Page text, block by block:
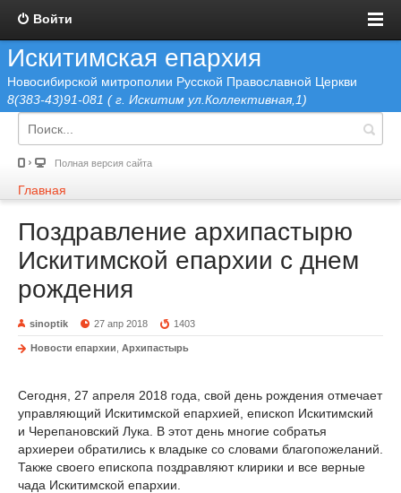
Войти
Искитимская епархия
Новосибирской митрополии Русской Православной Церкви
8(383-43)91-081 ( г. Искитим ул.Коллективная,1)
Полная версия сайта
Главная
Поздравление архипастырю
Искитимской епархии с днем
рождения
sinoptik 27 апр 2018 1403
Новости епархии Архипастырь
Сегодня, 27 апреля 2018 года, свой день рождения отмечает
управляющий Искитимской епархией, епископ Искитимский
и Черепановский Лука. В этот день многие собратья
архиереи обратились к владыке со словами благопожеланий.
Также своего епископа поздравляют клирики и все верные
чада Искитимской епархии.